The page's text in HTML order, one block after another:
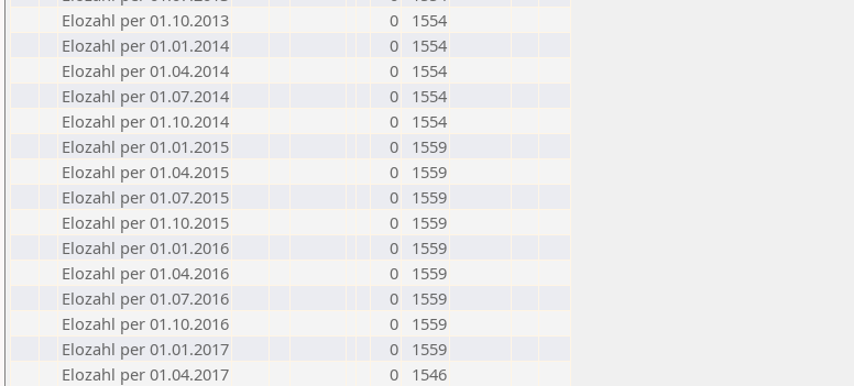
Elozahl per 01.10.2013
0
1554
Elozahl per 01.01.2014
0
1554
Elozahl per 01.04.2014
0
1554
Elozahl per 01.07.2014
0
1554
Elozahl per 01.10.2014
0
1554
Elozahl per 01.01.2015
0
1559
Elozahl per 01.04.2015
0
1559
Elozahl per 01.07.2015
0
1559
Elozahl per 01.10.2015
0
1559
Elozahl per 01.01.2016
0
1559
Elozahl per 01.04.2016
0
1559
Elozahl per 01.07.2016
0
1559
Elozahl per 01.10.2016
0
1559
Elozahl per 01.01.2017
0
1559
Elozahl per 01.04.2017
0
1546